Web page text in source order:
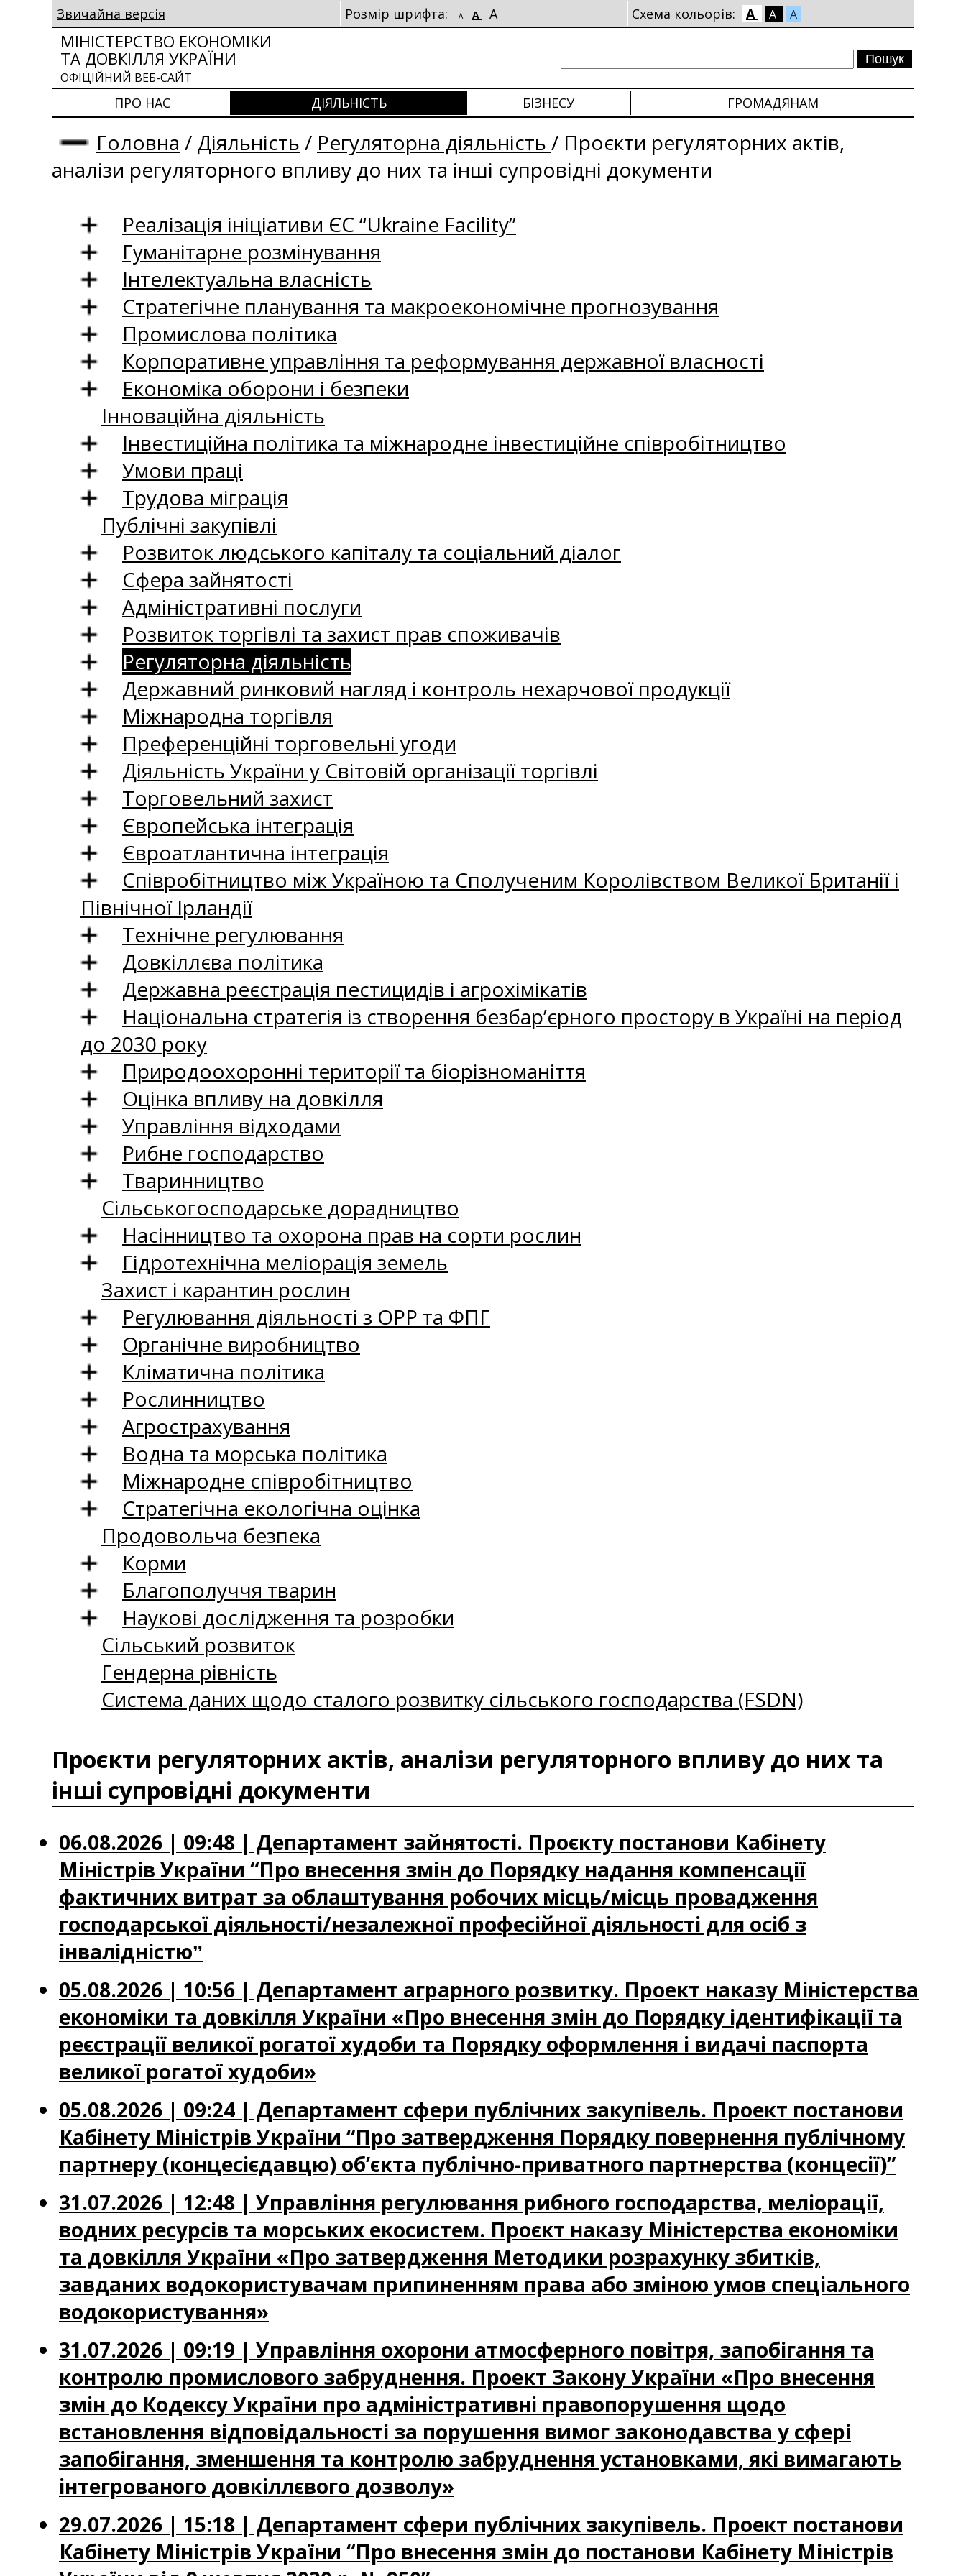
Звичайна версія Розмір шрифта: A A A Схема кольорів: A A A
МІНІСТЕРСТВО ЕКОНОМІКИ
ТА ДОВКІЛЛЯ УКРАЇНИ
ОФІЦІЙНИЙ ВЕБ-САЙТ
ПРО НАС ДІЯЛЬНІСТЬ БІЗНЕСУ ГРОМАДЯНАМ
Головна / Діяльність / Регуляторна діяльність / Проєкти регуляторних актів,
аналізи регуляторного впливу до них та інші супровідні документи
Реалізація ініціативи ЄС “Ukraine Facility”
Гуманітарне розмінування
Інтелектуальна власність
Стратегічне планування та макроекономічне прогнозування
Промислова політика
Корпоративне управління та реформування державної власності
Економіка оборони і безпеки
Інноваційна діяльність
Інвестиційна політика та міжнародне інвестиційне співробітництво
Умови праці
Трудова міграція
Публічні закупівлі
Розвиток людського капіталу та соціальний діалог
Сфера зайнятості
Адміністративні послуги
Розвиток торгівлі та захист прав споживачів
Регуляторна діяльність
Державний ринковий нагляд і контроль нехарчової продукції
Міжнародна торгівля
Преференційні торговельні угоди
Діяльність України у Світовій організації торгівлі
Торговельний захист
Європейська інтеграція
Євроатлантична інтеграція
Співробітництво між Україною та Сполученим Королівством Великої Британії і
Північної Ірландії
Технічне регулювання
Довкіллєва політика
Державна реєстрація пестицидів і агрохімікатів
Національна стратегія із створення безбар’єрного простору в Україні на період
до 2030 року
Природоохоронні території та біорізноманіття
Оцінка впливу на довкілля
Управління відходами
Рибне господарство
Тваринництво
Сільськогосподарське дорадництво
Насінництво та охорона прав на сорти рослин
Гідротехнічна меліорація земель
Захист і карантин рослин
Регулювання діяльності з ОРР та ФПГ
Органічне виробництво
Кліматична політика
Рослинництво
Агрострахування
Водна та морська політика
Міжнародне співробітництво
Стратегічна екологічна оцінка
Продовольча безпека
Корми
Благополуччя тварин
Наукові дослідження та розробки
Сільський розвиток
Гендерна рівність
Система даних щодо сталого розвитку сільського господарства (FSDN)
Проєкти регуляторних актів, аналізи регуляторного впливу до них та
інші супровідні документи
06.08.2026 | 09:48 | Департамент зайнятості. Проєкту постанови Кабінету
Міністрів України “Про внесення змін до Порядку надання компенсації
фактичних витрат за облаштування робочих місць/місць провадження
господарської діяльності/незалежної професійної діяльності для осіб з
інвалідністюˮ
05.08.2026 | 10:56 | Департамент аграрного розвитку. Проект наказу Міністерства
економіки та довкілля України «Про внесення змін до Порядку ідентифікації та
реєстрації великої рогатої худоби та Порядку оформлення і видачі паспорта
великої рогатої худоби»
05.08.2026 | 09:24 | Департамент сфери публічних закупівель. Проект постанови
Кабінету Міністрів України “Про затвердження Порядку повернення публічному
партнеру (концесієдавцю) об’єкта публічно-приватного партнерства (концесії)”
31.07.2026 | 12:48 | Управління регулювання рибного господарства, меліорації,
водних ресурсів та морських екосистем. Проєкт наказу Міністерства економіки
та довкілля України «Про затвердження Методики розрахунку збитків,
завданих водокористувачам припиненням права або зміною умов спеціального
водокористування»
31.07.2026 | 09:19 | Управління охорони атмосферного повітря, запобігання та
контролю промислового забруднення. Проект Закону України «Про внесення
змін до Кодексу України про адміністративні правопорушення щодо
встановлення відповідальності за порушення вимог законодавства у сфері
запобігання, зменшення та контролю забруднення установками, які вимагають
інтегрованого довкіллєвого дозволу»
29.07.2026 | 15:18 | Департамент сфери публічних закупівель. Проект постанови
Кабінету Міністрів України “Про внесення змін до постанови Кабінету Міністрів